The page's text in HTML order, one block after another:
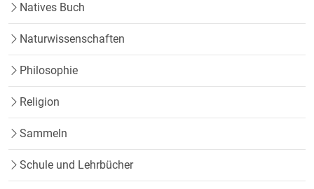
Natives Buch
Naturwissenschaften
Philosophie
Religion
Sammeln
Schule und Lehrbücher